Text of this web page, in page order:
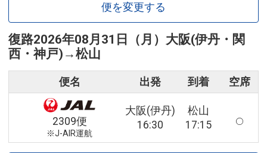
便を変更する
復路2026年08月31日（月） 大阪(伊丹・関
西・神戸) →松山
便名 出発 到着 空席
2309便
※J-AIR運航
大阪(伊丹)
16:30
松山
17:15